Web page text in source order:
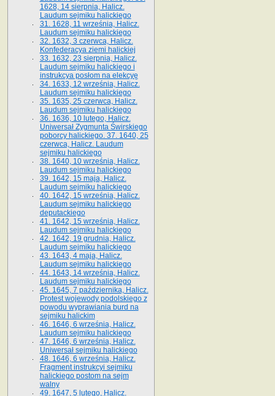
1628, 14 sierpnia, Halicz.
Laudum sejmiku halickiego
31. 1628, 11 września, Halicz.
Laudum sejmiku halickiego
32. 1632, 3 czerwca, Halicz.
Konfederacya ziemi halickiej
33. 1632, 23 sierpnia, Halicz.
Laudum sejmiku halickiego i
instrukcya posłom na elekcyę
34. 1633, 12 września, Halicz.
Laudum sejmiku halickiego
35. 1635, 25 czerwca, Halicz.
Laudum sejmiku halickiego
36. 1636, 10 lutego, Halicz.
Uniwersał Zygmunta Świrskiego
poborcy halickiego. 37. 1640, 25
czerwca, Halicz. Laudum
sejmiku halickiego
38. 1640, 10 września, Halicz.
Laudum sejmiku halickiego
39. 1642, 15 maja, Halicz.
Laudum sejmiku halickiego
40. 1642, 15 września, Halicz.
Laudum sejmiku halickiego
deputackiego
41. 1642, 15 września, Halicz.
Laudum sejmiku halickiego
42. 1642, 19 grudnia, Halicz.
Laudum sejmiku halickiego
43. 1643, 4 maja, Halicz.
Laudum sejmiku halickiego
44. 1643, 14 września, Halicz.
Laudum sejmiku halickiego
45. 1645, 7 października, Halicz.
Protest wojewody podolskiego z
powodu wyprawiania burd na
sejmiku halickim
46. 1646, 6 września, Halicz.
Laudum sejmiku halickiego
47. 1646, 6 września, Halicz.
Uniwersał sejmiku halickiego
48. 1646, 6 września, Halicz.
Fragment instrukcyi sejmiku
halickiego postom na sejm
walny
49. 1647, 5 lutego, Halicz.